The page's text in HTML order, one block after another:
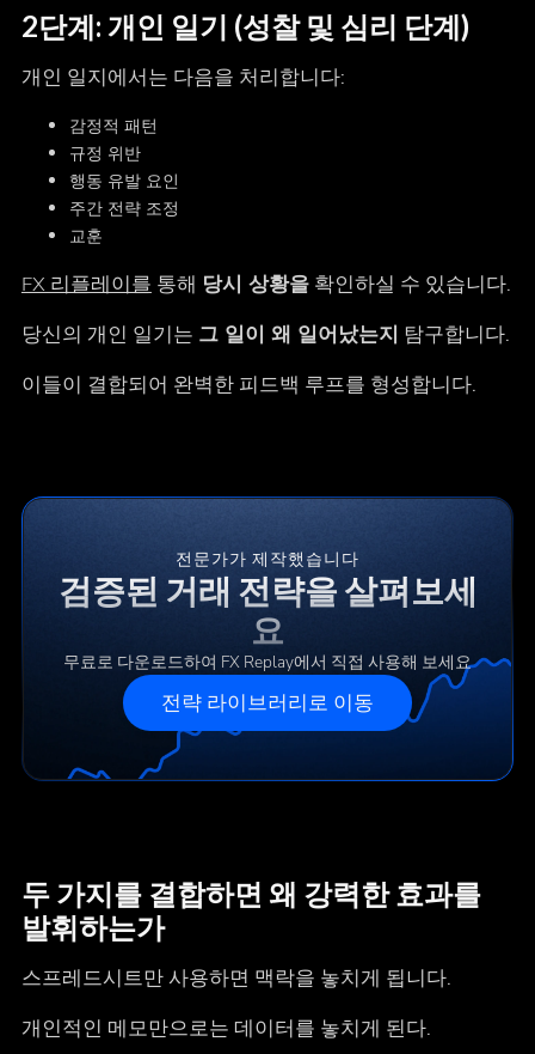
2단계: 개인 일기 (성찰 및 심리 단계)
개인 일지에서는 다음을 처리합니다:
감정적 패턴
규정 위반
행동 유발 요인
주간 전략 조정
교훈
FX 리플레이를 통해 당시 상황을확인하실 수 있습니다.
당신의 개인 일기는 그 일이 왜 일어났는지 탐구합니다.
이들이 결합되어 완벽한 피드백 루프를 형성합니다.
전문가가 제작했습니다
검증된 거래 전략을 살펴보세
요
무료로 다운로드하여 FX Replay에서 직접 사용해 보세요
전략 라이브러리로 이동
두 가지를 결합하면 왜 강력한 효과를
발휘하는가
스프레드시트만 사용하면 맥락을 놓치게 됩니다.
개인적인 메모만으로는 데이터를 놓치게 된다.